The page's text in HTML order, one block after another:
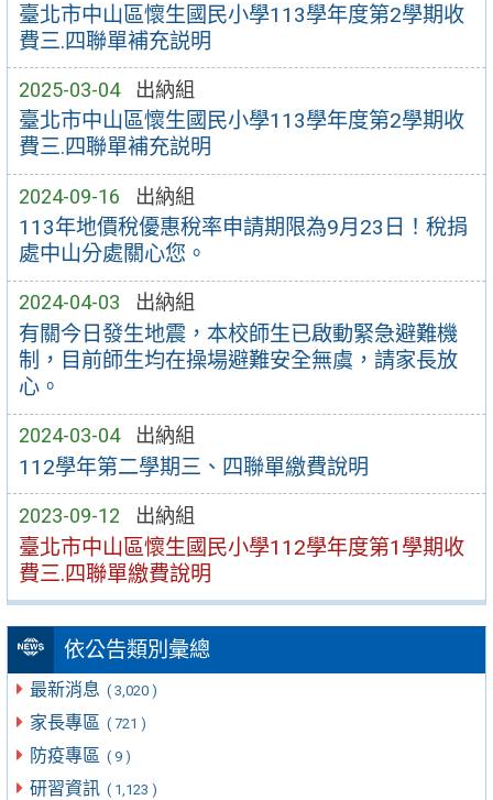
臺北市中山區懷生國民小學113學年度第2學期收
費三.四聯單補充説明
2025-03-04 出納組
臺北市中山區懷生國民小學113學年度第2學期收
費三.四聯單補充説明
2024-09-16 出納組
113年地價稅優惠稅率申請期限為9月23日！稅捐
處中山分處關心您。
2024-04-03 出納組
有關今日發生地震，本校師生已啟動緊急避難機
制，目前師生均在操場避難安全無虞，請家長放
心。
2024-03-04 出納組
112學年第二學期三、四聯單繳費說明
2023-09-12 出納組
臺北市中山區懷生國民小學112學年度第1學期收
費三.四聯單繳費說明
依公告類別彙總
最新消息 ( 3,020 )
家長專區 ( 721 )
防疫專區 ( 9 )
研習資訊 ( 1,123 )